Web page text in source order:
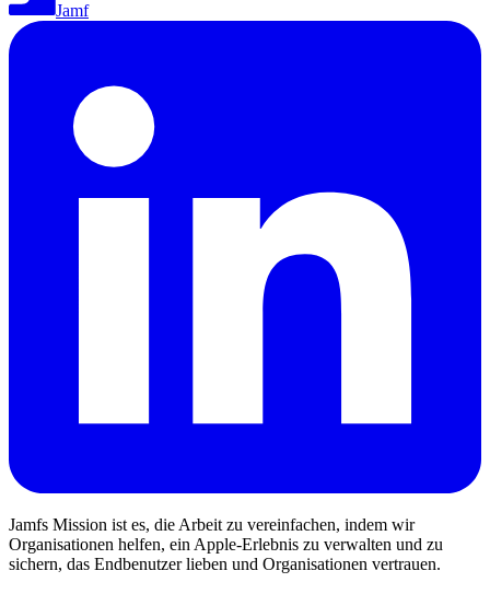
Jamf
Jamfs Mission ist es, die Arbeit zu vereinfachen, indem wir
Organisationen helfen, ein Apple-Erlebnis zu verwalten und zu
sichern, das Endbenutzer lieben und Organisationen vertrauen.